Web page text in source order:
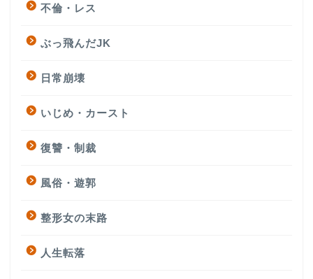
不倫・レス
ぶっ飛んだJK
日常崩壊
いじめ・カースト
復讐・制裁
風俗・遊郭
整形女の末路
人生転落